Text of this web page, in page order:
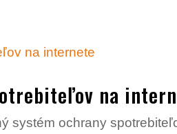
na
systém ochrany